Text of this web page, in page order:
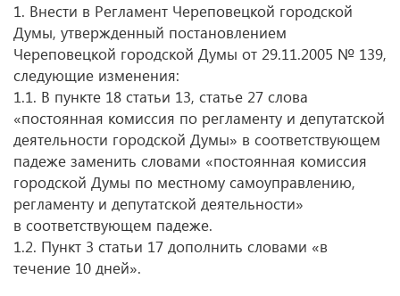
1. Внести в Регламент Череповецкой городской
Думы, утвержденный постановлением
Череповецкой городской Думы от 29.11.2005 № 139,
следующие изменения:
1.1. В пункте 18 статьи 13, статье 27 слова
«постоянная комиссия по регламенту и депутатской
деятельности городской Думы» в соответствующем
падеже заменить словами «постоянная комиссия
городской Думы по местному самоуправлению,
регламенту и депутатской деятельности»
в соответствующем падеже.
1.2. Пункт 3 статьи 17 дополнить словами «в
течение 10 дней».